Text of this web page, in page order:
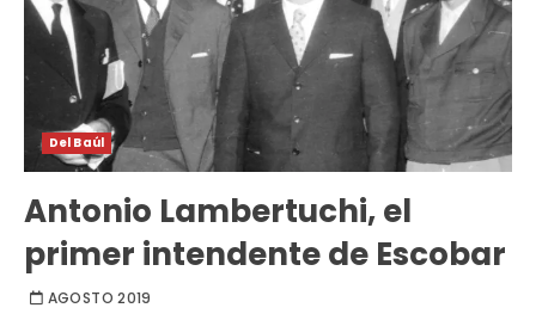
Del Baúl
Antonio Lambertuchi, el
primer intendente de Escobar
AGOSTO 2019